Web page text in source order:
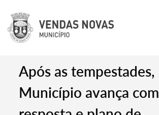
Após as tempestades,
Município avança com